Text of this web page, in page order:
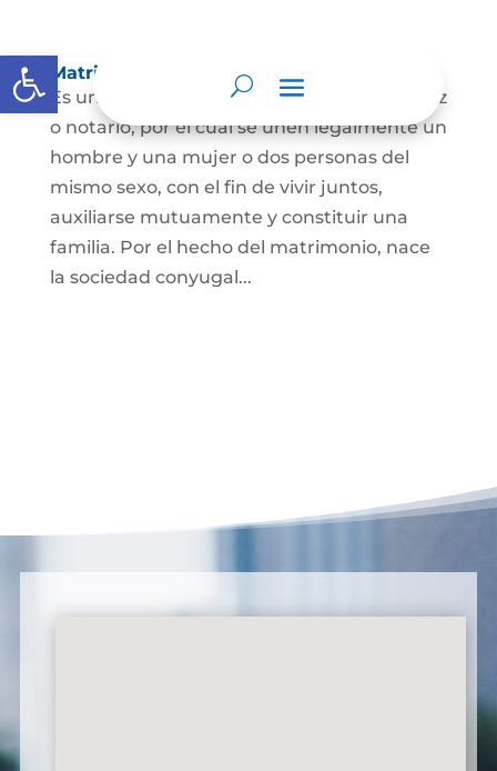
Abrir barra de herramientas
Matrimonio Civil
Es un contrato solemne celebrado ante juez
o notario, por el cual se unen legalmente un
hombre y una mujer o dos personas del
mismo sexo, con el fin de vivir juntos,
auxiliarse mutuamente y constituir una
familia. Por el hecho del matrimonio, nace
la sociedad conyugal...